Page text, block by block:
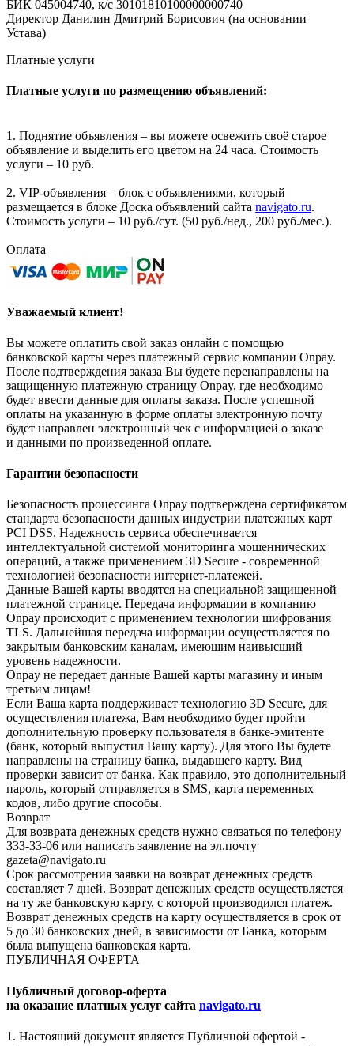
БИК 045004740, к/с 30101810100000000740
Директор Данилин Дмитрий Борисович (на основании
Устава)
Платные услуги
Платные услуги по размещению объявлений:
1. Поднятие объявления – вы можете освежить своё старое
объявление и выделить его цветом на 24 часа. Стоимость
услуги – 10 руб.
2. VIP-объявления – блок с объявлениями, который
размещается в блоке Доска объявлений сайта navigato.ru.
Стоимость услуги – 10 руб./сут. (50 руб./нед., 200 руб./мес.).
Оплата
Уважаемый клиент!
Вы можете оплатить свой заказ онлайн с помощью
банковской карты через платежный сервис компании Onpay.
После подтверждения заказа Вы будете перенаправлены на
защищенную платежную страницу Onpay, где необходимо
будет ввести данные для оплаты заказа. После успешной
оплаты на указанную в форме оплаты электронную почту
будет направлен электронный чек с информацией о заказе
и данными по произведенной оплате.
Гарантии безопасности
Безопасность процессинга Onpay подтверждена сертификатом
стандарта безопасности данных индустрии платежных карт
PCI DSS. Надежность сервиса обеспечивается
интеллектуальной системой мониторинга мошеннических
операций, а также применением 3D Secure - современной
технологией безопасности интернет-платежей.
Данные Вашей карты вводятся на специальной защищенной
платежной странице. Передача информации в компанию
Onpay происходит с применением технологии шифрования
TLS. Дальнейшая передача информации осуществляется по
закрытым банковским каналам, имеющим наивысший
уровень надежности.
Onpay не передает данные Вашей карты магазину и иным
третьим лицам!
Если Ваша карта поддерживает технологию 3D Secure, для
осуществления платежа, Вам необходимо будет пройти
дополнительную проверку пользователя в банке-эмитенте
(банк, который выпустил Вашу карту). Для этого Вы будете
направлены на страницу банка, выдавшего карту. Вид
проверки зависит от банка. Как правило, это дополнительный
пароль, который отправляется в SMS, карта переменных
кодов, либо другие способы.
Возврат
Для возврата денежных средств нужно связаться по телефону
333-33-06 или написать заявление на эл.почту
gazeta@navigato.ru
Срок рассмотрения заявки на возврат денежных средств
составляет 7 дней. Возврат денежных средств осуществляется
на ту же банковскую карту, с которой производился платеж.
Возврат денежных средств на карту осуществляется в срок от
5 до 30 банковских дней, в зависимости от Банка, которым
была выпущена банковская карта.
ПУБЛИЧНАЯ ОФЕРТА
Публичный договор-оферта
на оказание платных услуг сайта navigato.ru
1. Настоящий документ является Публичной офертой -